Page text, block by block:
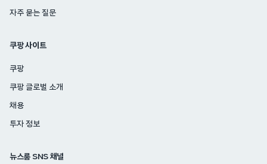
자주 묻는 질문
쿠팡 사이트
쿠팡
쿠팡 글로벌 소개
채용
투자 정보
뉴스룸 SNS 채널